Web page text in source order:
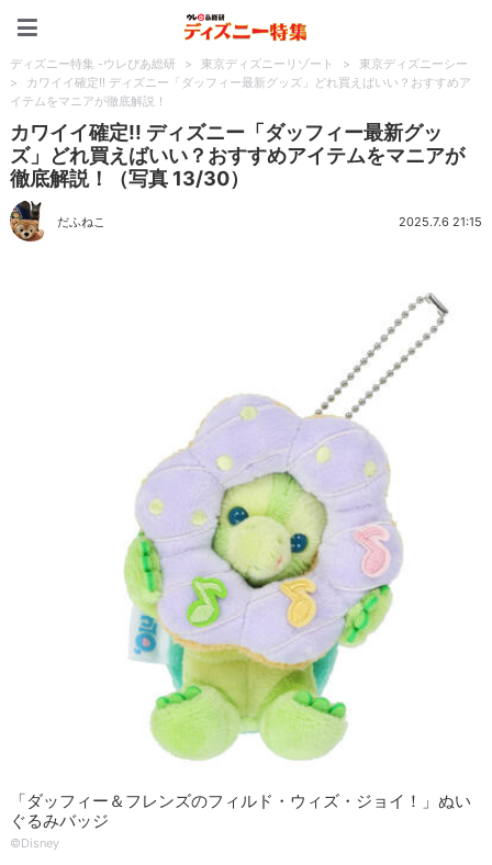
ディズニー特集 -ウレぴあ総研 > 東京ディズニーリゾート >
東京ディズニーシー
>
カワイイ確定!! ディズニー「ダッフィー最新グッズ」どれ買えばいい？おすすめア
イテムをマニアが徹底解説！
カワイイ確定!! ディズニー「ダッフィー最新グッ
ズ」どれ買えばいい？おすすめアイテムをマニアが
徹底解説！（写真 13/30）
だふねこ 2025.7.6 21:15
「ダッフィー＆フレンズのフィルド・ウィズ・ジョイ！」ぬい
ぐるみバッジ
©Disney